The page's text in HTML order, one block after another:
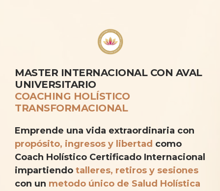
MASTER INTERNACIONAL CON AVAL
UNIVERSITARIO
COACHING HOLÍSTICO
TRANSFORMACIONAL
Emprende una vida extraordinaria con
propósito, ingresos y libertad como
Coach Holístico Certificado Internacional
impartiendo talleres, retiros y sesiones
con un metodo único de Salud Holística